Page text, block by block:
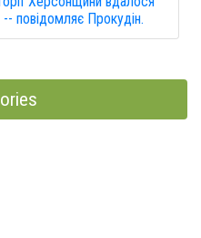
-- повідомляє Прокудін.